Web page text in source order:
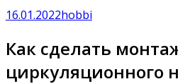
16.01.2022hobbi
Как сделать
циркуляционного